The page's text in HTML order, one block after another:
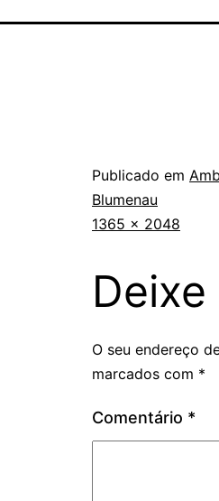
Publicado em
Blumenau
1365 × 2048
O seu endereço
marcados com *
Comentário *